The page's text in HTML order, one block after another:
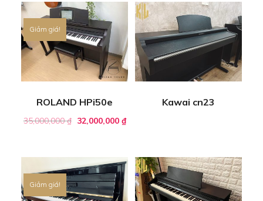
Giảm giá!
ROLAND HPi50e
35,000,000₫ 32,000,000 ₫
Kawai cn23
Giảm giá!